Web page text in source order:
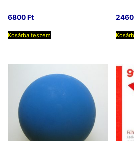
6800Ft
Kosárba teszem